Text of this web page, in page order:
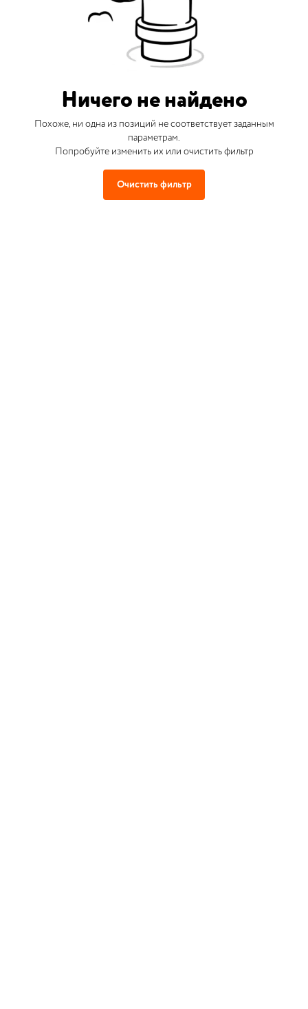
Ничего не найдено
Похоже, ни одна из позиций не соответствует заданным
параметрам.
Попробуйте изменить их или очистить фильтр
Очистить фильтр